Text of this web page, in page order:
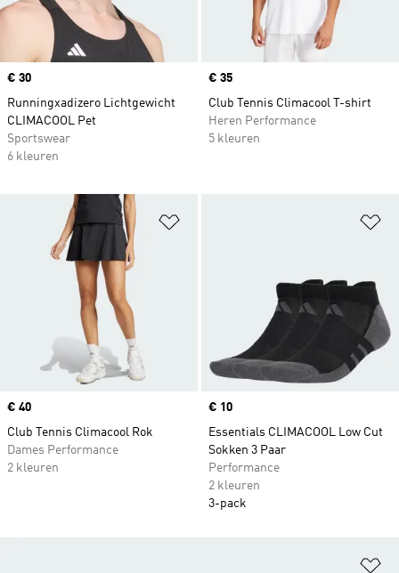
Price
€ 30
Runningxadizero Lichtgewicht
CLIMACOOL Pet
Sportswear
6 kleuren
Price
€ 35
Club Tennis Climacool T-shirt
Heren Performance
5 kleuren
Price
€ 40
Club Tennis Climacool Rok
Dames Performance
2 kleuren
Price
€ 10
Essentials CLIMACOOL Low Cut
Sokken 3 Paar
Performance
2 kleuren
3-pack